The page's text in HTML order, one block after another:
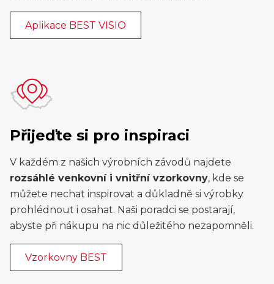
Aplikace BEST VISIO
Přijeďte si pro inspiraci
V každém z našich výrobních závodů najdete
rozsáhlé venkovní i vnitřní vzorkovny, kde se
můžete nechat inspirovat a důkladně si výrobky
prohlédnout i osahat. Naši poradci se postarají,
abyste při nákupu na nic důležitého nezapomněli.
Vzorkovny BEST